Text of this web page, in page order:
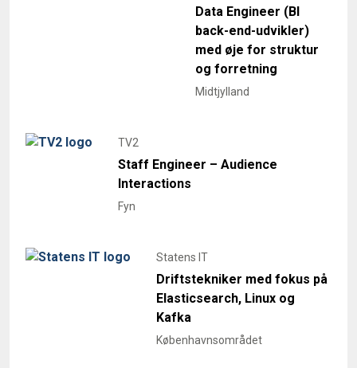
Data Engineer (BI
back-end-udvikler)
med øje for struktur
og forretning
Midtjylland
TV2
Staff Engineer – Audience
Interactions
Fyn
Statens IT
Driftstekniker med fokus på
Elasticsearch, Linux og
Kafka
Københavnsområdet